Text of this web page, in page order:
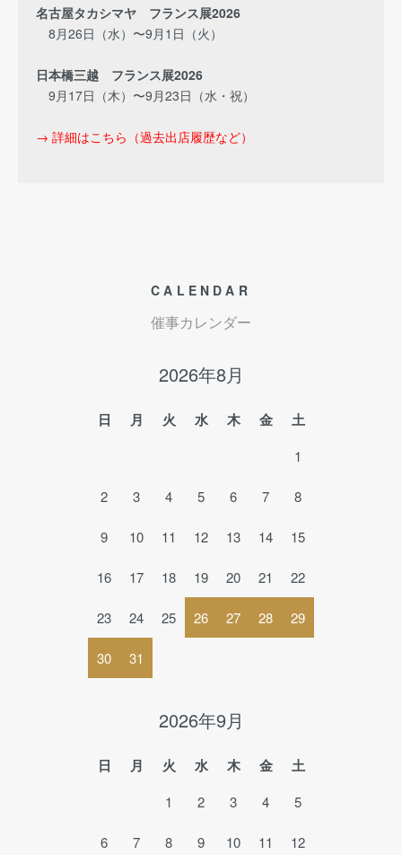
名古屋タカシマヤ フランス展2026
8月26日（水）〜9月1日（火）
日本橋三越 フランス展2026
9月17日（木）〜9月23日（水・祝）
→ 詳細はこちら（過去出店履歴など）
CALENDAR
催事カレンダー
2026年8月
日 月 火 水 木 金 土
1
2 3 4 5 6 7 8
9 10 11 12 13 14 15
16 17 18 19 20 21 22
23 24 25 26 27 28 29
30 31
2026年9月
日 月 火 水 木 金 土
1 2 3 4 5
6 7 8 9 10 11 12